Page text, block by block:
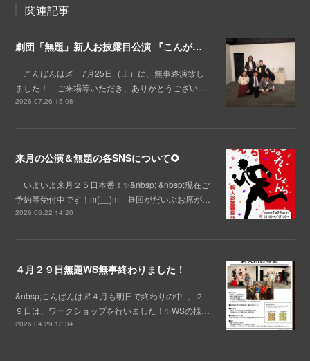
関連記事
劇団「無題」新人お披露目公演 『こんがらがっちゅれ～しょんっ』終演！💐
こんばんは🌌 7月25日（土）に、無事終演致し
ました！ ご来場等いただき、ありがとうござい…
2026.07.26 15:08
来月の公演＆無題の各SNSについて🌻
いよいよ来月２５日本番！✨&nbsp; &nbsp;現在ご
予約等受付中です！m(__)m 昼回がだいぶお席が…
2026.06.22 14:20
４月２９日無題WS無事終わりました！
&nbsp;こんばんは🌌４月も明日で終わりの中‥。２
９日は、ワークショップを行いました！✨WSの様…
2026.04.29 13:34